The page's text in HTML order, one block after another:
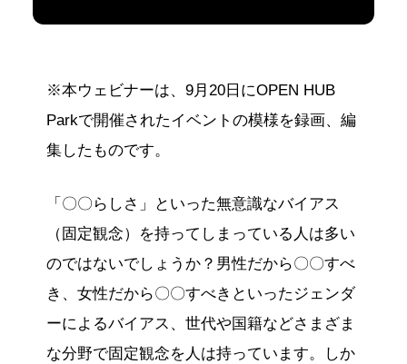
※本ウェビナーは、9月20日にOPEN HUB
Parkで開催されたイベントの模様を録画、編
集したものです。
「〇〇らしさ」といった無意識なバイアス
（固定観念）を持ってしまっている人は多い
のではないでしょうか？男性だから〇〇すべ
き、女性だから〇〇すべきといったジェンダ
ーによるバイアス、世代や国籍などさまざま
な分野で固定観念を人は持っています。しか